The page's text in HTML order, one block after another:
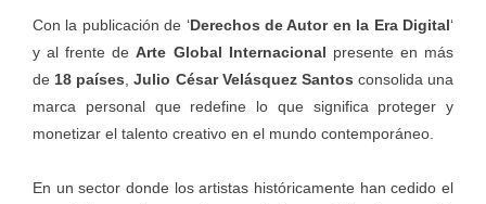
Con la publicación de ‘Derechos de Autor en la Era Digital‘
y al frente deArte Global Internacional presente en más
de 18 países ,Julio César Velásquez Santos consolida una
marca personal que redefine lo que significa proteger y
monetizar el talento creativo en el mundo contemporáneo.
En un sector donde los artistas históricamente han cedido el